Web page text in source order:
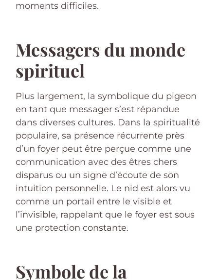
moments difficiles.
Messagers du monde
spirituel
Plus largement, la symbolique du pigeon
en tant que messager s’est répandue
dans diverses cultures. Dans la spiritualité
populaire, sa présence récurrente près
d’un foyer peut être perçue comme une
communication avec des êtres chers
disparus ou un signe d’écoute de son
intuition personnelle. Le nid est alors vu
comme un portail entre le visible et
l’invisible, rappelant que le foyer est sous
une protection constante.
Symbole de la